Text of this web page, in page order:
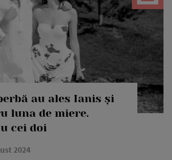
au ales Ianis și
luna de miere.
cei doi
2024